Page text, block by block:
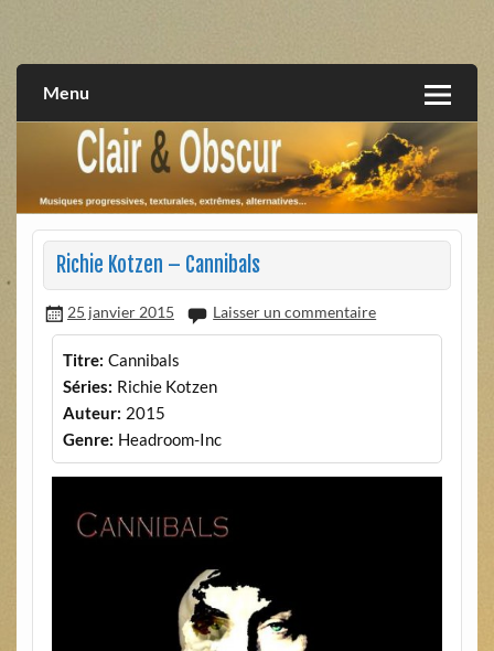
extrêmes, alternatives, texturales
Menu
Richie Kotzen – Cannibals
25 janvier 2015 Laisser un commentaire
Titre: Cannibals
Séries: Richie Kotzen
Auteur: 2015
Genre: Headroom-Inc